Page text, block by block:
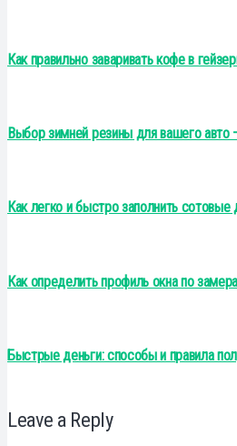
Как правильно заваривать кофе в
Выбор зимней резины для вашего авто
Как легко и быстро заполнить
Как определить профиль окна по
Быстрые деньги: способы и правила
Leave a Reply